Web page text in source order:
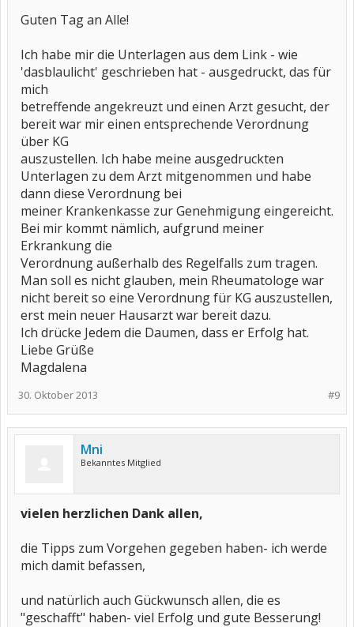
Guten Tag an Alle!
Ich habe mir die Unterlagen aus dem Link - wie
'dasblaulicht' geschrieben hat - ausgedruckt, das für
mich
betreffende angekreuzt und einen Arzt gesucht, der
bereit war mir einen entsprechende Verordnung
über KG
auszustellen. Ich habe meine ausgedruckten
Unterlagen zu dem Arzt mitgenommen und habe
dann diese Verordnung bei
meiner Krankenkasse zur Genehmigung eingereicht.
Bei mir kommt nämlich, aufgrund meiner
Erkrankung die
Verordnung außerhalb des Regelfalls zum tragen.
Man soll es nicht glauben, mein Rheumatologe war
nicht bereit so eine Verordnung für KG auszustellen,
erst mein neuer Hausarzt war bereit dazu.
Ich drücke Jedem die Daumen, dass er Erfolg hat.
Liebe Grüße
Magdalena
#9
30. Oktober 2013
Mni
Bekanntes Mitglied
vielen herzlichen Dank allen,
die Tipps zum Vorgehen gegeben haben- ich werde
mich damit befassen,
und natürlich auch Gückwunsch allen, die es
"geschafft" haben- viel Erfolg und gute Besserung!